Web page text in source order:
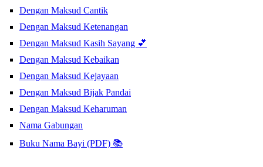
Dengan Maksud Cantik
Dengan Maksud Ketenangan
Dengan Maksud Kasih Sayang 💕
Dengan Maksud Kebaikan
Dengan Maksud Kejayaan
Dengan Maksud Bijak Pandai
Dengan Maksud Keharuman
Nama Gabungan
Buku Nama Bayi (PDF) 📚